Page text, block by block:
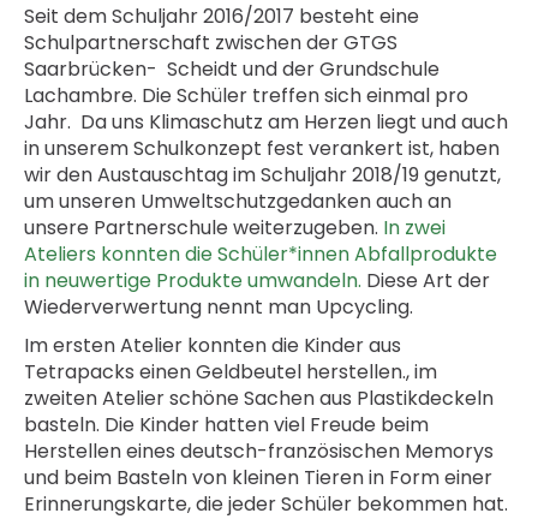
Seit dem Schuljahr 2016/2017 besteht eine
Schulpartnerschaft zwischen der GTGS
Saarbrücken- Scheidt und der Grundschule
Lachambre. Die Schüler treffen sich einmal pro
Jahr. Da uns Klimaschutz am Herzen liegt und auch
in unserem Schulkonzept fest verankert ist, haben
wir den Austauschtag im Schuljahr 2018/19 genutzt,
um unseren Umweltschutzgedanken auch an
unsere Partnerschule weiterzugeben. In zwei
Ateliers konnten die Schüler*innen Abfallprodukte
in neuwertige Produkte umwandeln. Diese Art der
Wiederverwertung nennt man Upcycling.
Im ersten Atelier konnten die Kinder aus
Tetrapacks einen Geldbeutel herstellen., im
zweiten Atelier schöne Sachen aus Plastikdeckeln
basteln. Die Kinder hatten viel Freude beim
Herstellen eines deutsch-französischen Memorys
und beim Basteln von kleinen Tieren in Form einer
Erinnerungskarte, die jeder Schüler bekommen hat.